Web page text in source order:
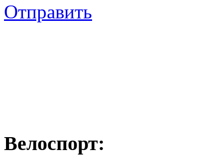
Отправить
Велоспорт: